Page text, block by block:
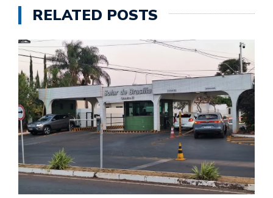
RELATED POSTS